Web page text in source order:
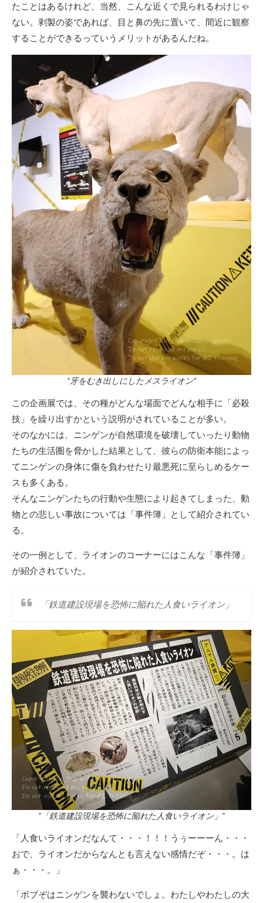
たことはあるけれど、当然、こんな近くで見られるわけじゃ
ない。剥製の姿であれば、目と鼻の先に置いて、間近に観察
することができるっていうメリットがあるんだね。
“牙をむき出しにしたメスライオン”
この企画展では、その種がどんな場面でどんな相手に「必殺
技」を繰り出すかという説明がされていることが多い。
そのなかには、ニンゲンが自然環境を破壊していったり動物
たちの生活圏を脅かした結果として、彼らの防衛本能によっ
てニンゲンの身体に傷を負わせたり最悪死に至らしめるケー
スも多くある。
そんなニンゲンたちの行動や生態により起きてしまった、動
物との悲しい事故については「事件簿」として紹介されてい
る。
その一例として、ライオンのコーナーにはこんな「事件簿」
が紹介されていた。
「鉄道建設現場を恐怖に陥れた人食いライオン」
“「鉄道建設現場を恐怖に陥れた人食いライオン」”
「人食いライオンだなんて・・・！！！うぅーーーん・・・
おで、ライオンだからなんとも言えない感情だぞ・・・。は
ぁ・・・。」
「ボブぞはニンゲンを襲わないでしょ。わたしやわたしの大